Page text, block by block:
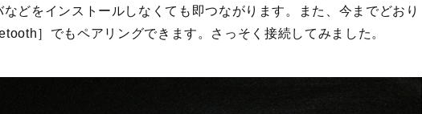
どをインストールしなくても即つながります。また、今までどおり
］でもペアリングできます。さっそく接続してみました。